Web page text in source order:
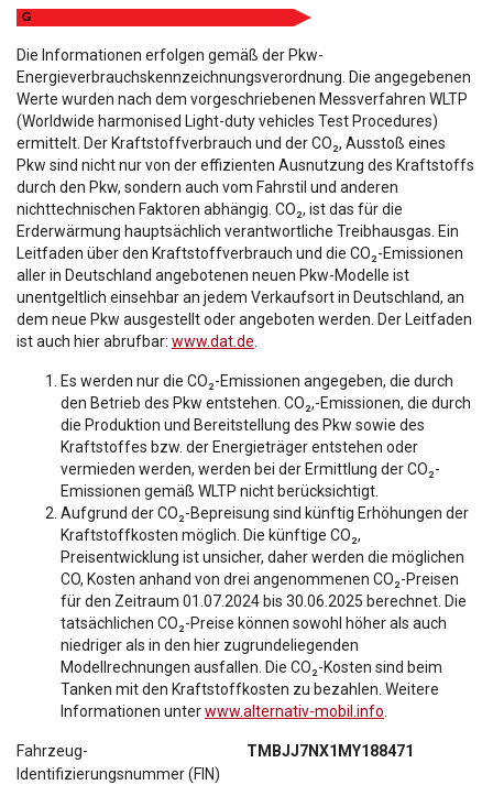
G
Die Informationen erfolgen gemäß der Pkw-
Energieverbrauchskennzeichnungsverordnung. Die angegebenen
Werte wurden nach dem vorgeschriebenen Messverfahren WLTP
(Worldwide harmonised Light-duty vehicles Test Procedures)
ermittelt. Der Kraftstoffverbrauch und der CO₂, Ausstoß eines
Pkw sind nicht nur von der effizienten Ausnutzung des Kraftstoffs
durch den Pkw, sondern auch vom Fahrstil und anderen
nichttechnischen Faktoren abhängig. CO₂, ist das für die
Erderwärmung hauptsächlich verantwortliche Treibhausgas. Ein
Leitfaden über den Kraftstoffverbrauch und die CO₂-Emissionen
aller in Deutschland angebotenen neuen Pkw-Modelle ist
unentgeltlich einsehbar an jedem Verkaufsort in Deutschland, an
dem neue Pkw ausgestellt oder angeboten werden. Der Leitfaden
ist auch hier abrufbar: www.dat.de.
Es werden nur die CO₂-Emissionen angegeben, die durch
den Betrieb des Pkw entstehen. CO₂,-Emissionen, die durch
die Produktion und Bereitstellung des Pkw sowie des
Kraftstoffes bzw. der Energieträger entstehen oder
vermieden werden, werden bei der Ermittlung der CO₂-
Emissionen gemäß WLTP nicht berücksichtigt.
Aufgrund der CO₂-Bepreisung sind künftig Erhöhungen der
Kraftstoffkosten möglich. Die künftige CO₂,
Preisentwicklung ist unsicher, daher werden die möglichen
CO, Kosten anhand von drei angenommenen CO₂-Preisen
für den Zeitraum 01.07.2024 bis 30.06.2025 berechnet. Die
tatsächlichen CO₂-Preise können sowohl höher als auch
niedriger als in den hier zugrundeliegenden
Modellrechnungen ausfallen. Die CO₂-Kosten sind beim
Tanken mit den Kraftstoffkosten zu bezahlen. Weitere
Informationen unterwww.alternativ-mobil.info.
Fahrzeug-
Identifizierungsnummer (FIN)
TMBJJ7NX1MY188471